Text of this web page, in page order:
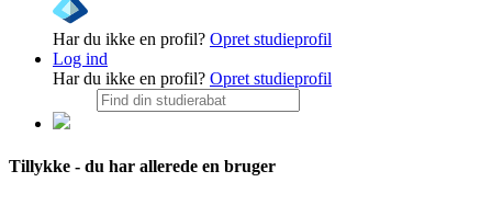
Har du ikke en profil? Opret studieprofil
Log ind
Har du ikke en profil? Opret studieprofil
Tillykke - du har allerede en bruger